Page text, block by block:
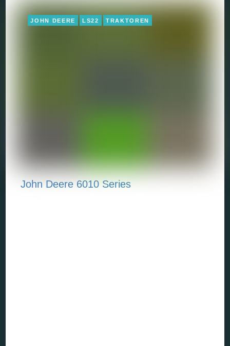
JOHN DEERE LS22 TRAKTOREN
John Deere 6010 Series